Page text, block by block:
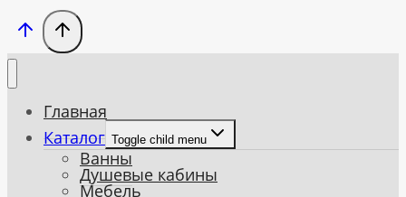
Главная
Каталог Toggle child menu
Ванны
Душевые кабины
Мебель